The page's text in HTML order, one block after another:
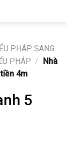
PHÁP SANG
PHÁP / Nhà
4m
5